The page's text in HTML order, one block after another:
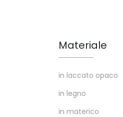
Materiale
in laccato opaco
in legno
in materico